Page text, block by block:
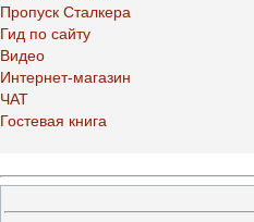
Пропуск Сталкера
Гид по сайту
Видео
Интернет-магазин
ЧАТ
Гостевая книга